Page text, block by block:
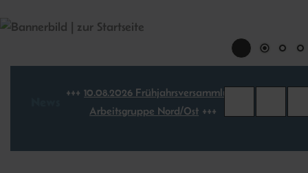
10.​08.​2026 Frühjahrsversammlung
Arbeitsgruppe Nord/Ost